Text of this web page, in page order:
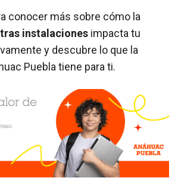
conocer más sobre cómo la
instalaciones impacta tu
y descubre lo que la
Puebla tiene para ti.